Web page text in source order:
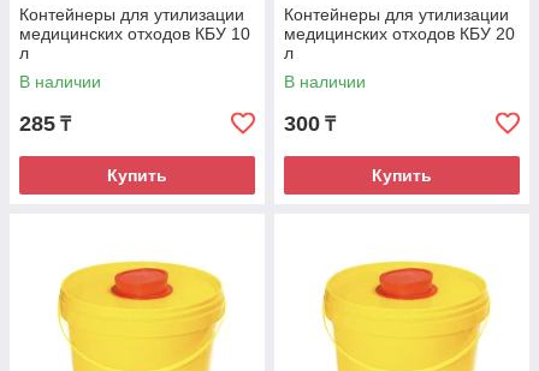
Контейнеры для утилизации
медицинских отходов КБУ 10
л
В наличии
285 ₸
Купить
Контейнеры для утилизации
медицинских отходов КБУ 20
л
В наличии
300 ₸
Купить